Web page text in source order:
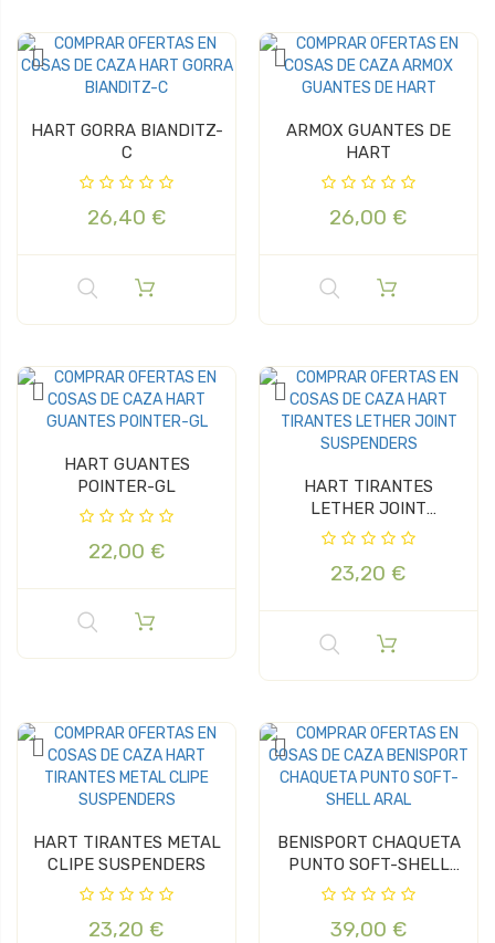
HART GORRA BIANDITZ-
C
26,40 €
ARMOX GUANTES DE
HART
26,00 €
HART GUANTES
POINTER-GL
22,00 €
HART TIRANTES
LETHER JOINT
SUSPENDERS
23,20 €
HART TIRANTES METAL
CLIPE SUSPENDERS
23,20 €
BENISPORT CHAQUETA
PUNTO SOFT-SHELL
ARAL
39,00 €